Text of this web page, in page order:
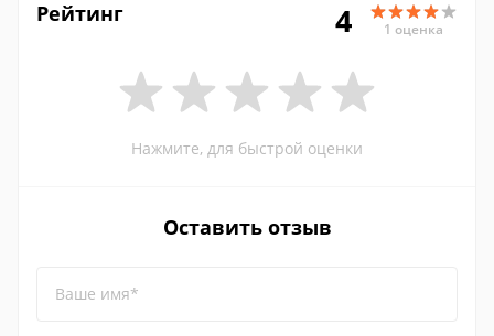
Рейтинг 4 1 оценка
Нажмите, для быстрой оценки
Оставить отзыв
Ваше имя*